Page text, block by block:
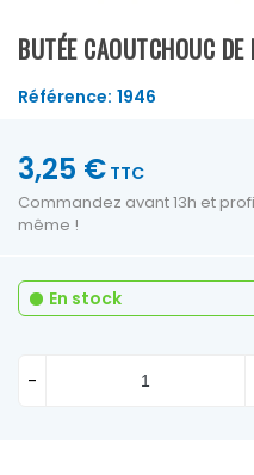
BUTÉE CAOUTCHOUC
Référence: 1946
3,25 € TTC
Commandez avant 13h et
même !
En stock
-